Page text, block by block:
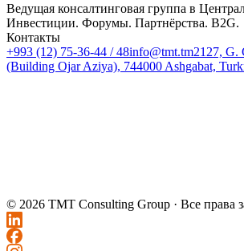
Ведущая консалтинговая группа в
Инвестиции. Форумы. Партнёрства. B2G.
Контакты
+993 (12) 75-36-44 / 48info@tmt.tm2127, G.
(Building Ojar Aziya), 744000 Ashgabat,
© 2026 TMT Consulting Group · Все права